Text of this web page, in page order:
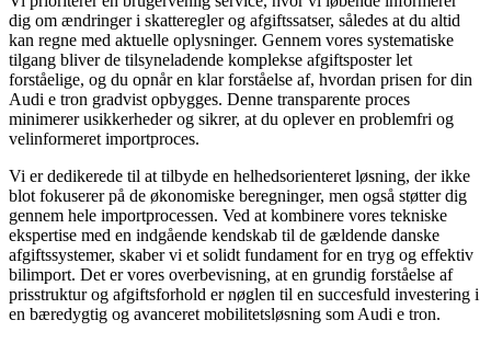
dig om ændringer i skatteregler og afgiftssatser, således at du altid
kan regne med aktuelle oplysninger. Gennem vores systematiske
tilgang bliver de tilsyneladende komplekse afgiftsposter let
forståelige, og du opnår en klar forståelse af, hvordan prisen for din
Audi e tron gradvist opbygges. Denne transparente proces
minimerer usikkerheder og sikrer, at du oplever en problemfri og
velinformeret importproces.
Vi er dedikerede til at tilbyde en helhedsorienteret løsning, der ikke
blot fokuserer på de økonomiske beregninger, men også støtter dig
gennem hele importprocessen. Ved at kombinere vores tekniske
ekspertise med en indgående kendskab til de gældende danske
afgiftssystemer, skaber vi et solidt fundament for en tryg og effektiv
bilimport. Det er vores overbevisning, at en grundig forståelse af
prisstruktur og afgiftsforhold er nøglen til en succesfuld investering i
en bæredygtig og avanceret mobilitetsløsning som Audi e tron.